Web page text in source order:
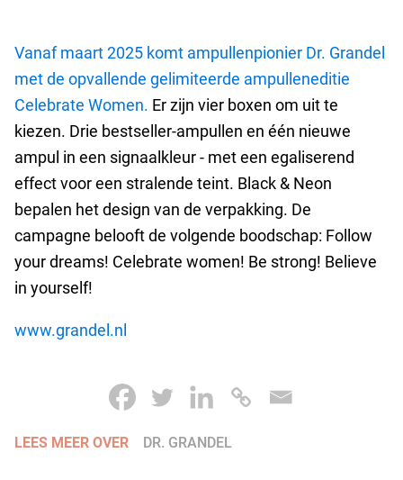
Vanaf maart 2025 komt ampullenpionier Dr. Grandel
met de opvallende gelimiteerde ampulleneditie
Celebrate Women. Er zijn vier boxen om uit te
kiezen. Drie bestseller-ampullen en één nieuwe
ampul in een signaalkleur - met een egaliserend
effect voor een stralende teint. Black & Neon
bepalen het design van de verpakking. De
campagne belooft de volgende boodschap: Follow
your dreams! Celebrate women! Be strong! Believe
in yourself!
www.grandel.nl
LEES MEER OVER DR. GRANDEL